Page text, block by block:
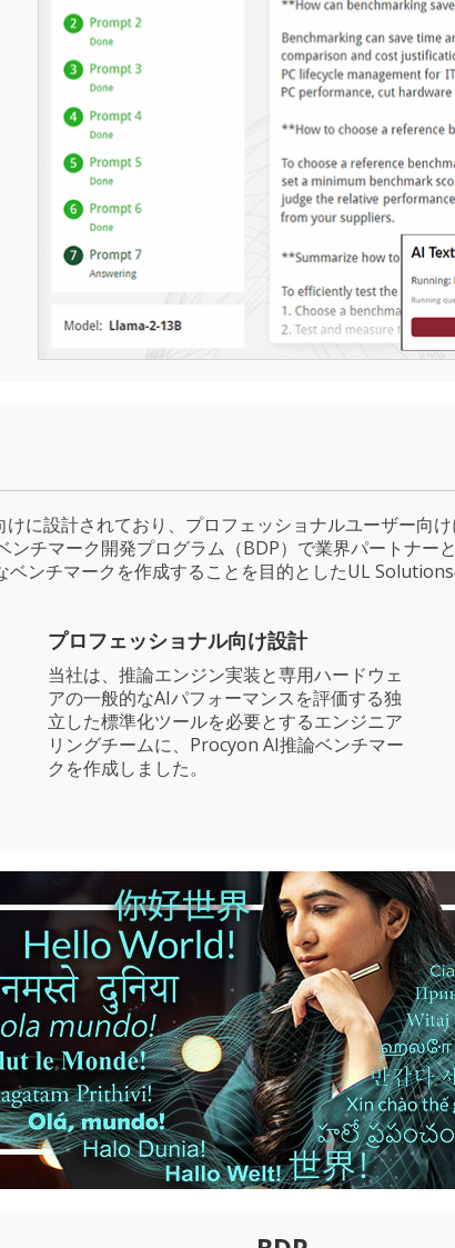
に設計されており、プロフェッショナルユーザー向
チマーク開発プログラム（BDP）で業界パートナー
ンチマークを作成することを目的としたUL Solutions
プロフェッショナル向け設計
当社は、推論エンジン実装と専用ハードウェ
アの一般的なAIパフォーマンスを評価する独
立した標準化ツールを必要とするエンジニア
リングチームに、Procyon AI推論ベンチマー
クを作成しました。